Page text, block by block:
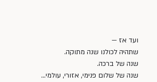
ועד אז —
שתהיה לכולנו שנה מתוקה.
שנה של ברכה.
שנה של שלום פנימי, אזורי, עולמי…